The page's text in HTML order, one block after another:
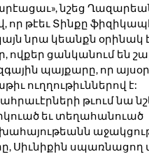
նշեց
որ թէեւ Տինքը
նրա կեանքն օրինակ
ովքեր ցանկանում են
պայքարը, որ այսօր
ուղղութիւններով է:
թւում նա
եւ տեղահանուած
Սիւնիքին սպառնացող